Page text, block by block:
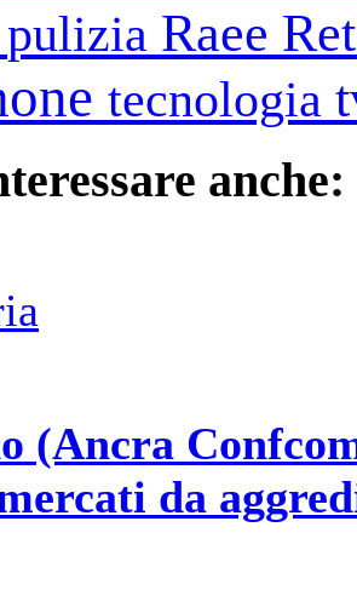
pulizia Raee
tecnologia
anche:
(Ancra
da